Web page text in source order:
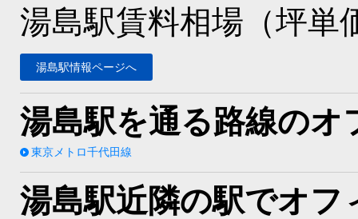
湯島駅賃料相場（坪単
湯島駅情報ページへ
湯島駅を通る路線のオ
東京メトロ千代田線
湯島駅近隣の駅でオフ